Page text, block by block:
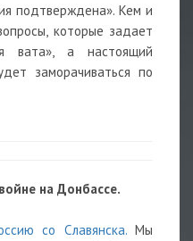
подтверждена». Кем и
которые задает
вата», а настоящий
заморачиваться по
на Донбассе.
со Славянска.Мы